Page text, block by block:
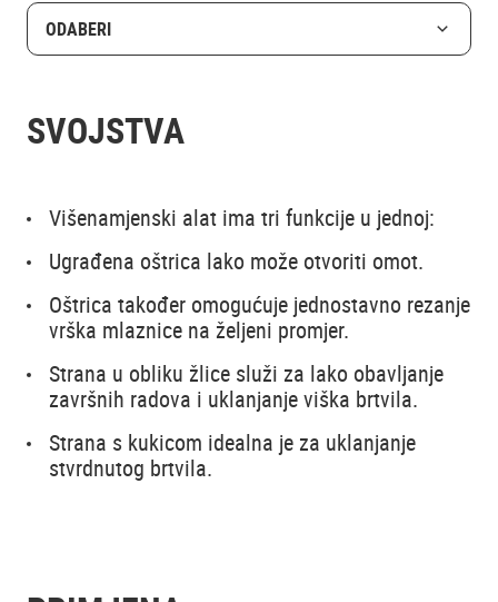
ODABERI
SVOJSTVA
Višenamjenski alat ima tri funkcije u jednoj:
Ugrađena oštrica lako može otvoriti omot.
Oštrica također omogućuje jednostavno rezanje
vrška mlaznice na željeni promjer.
Strana u obliku žlice služi za lako obavljanje
završnih radova i uklanjanje viška brtvila.
Strana s kukicom idealna je za uklanjanje
stvrdnutog brtvila.